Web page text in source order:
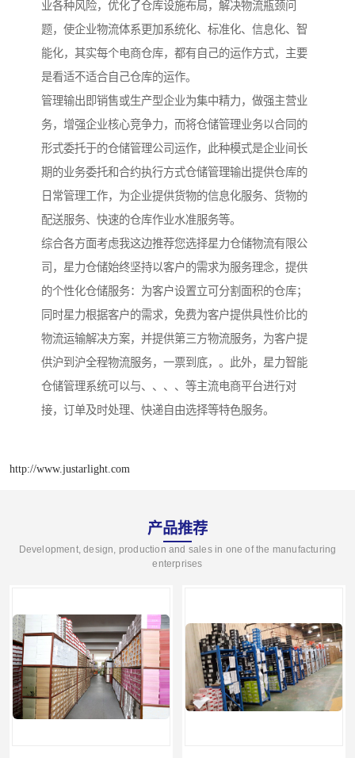
业各种风险，优化了仓库设施布局，解决物流瓶颈问
题，使企业物流体系更加系统化、标准化、信息化、智
能化，其实每个电商仓库，都有自己的运作方式，主要
是看适不适合自己仓库的运作。
管理输出即销售或生产型企业为集中精力，做强主营业
务，增强企业核心竞争力，而将仓储管理业务以合同的
形式委托于的仓储管理公司运作，此种模式是企业间长
期的业务委托和合约执行方式仓储管理输出提供仓库的
日常管理工作，为企业提供货物的信息化服务、货物的
配送服务、快速的仓库作业水准服务等。
综合各方面考虑我这边推荐您选择星力仓储物流有限公
司，星力仓储始终坚持以客户的需求为服务理念，提供
的个性化仓储服务：为客户设置立可分割面积的仓库；
同时星力根据客户的需求，免费为客户提供具性价比的
物流运输解决方案，并提供第三方物流服务，为客户提
供沪到沪全程物流服务，一票到底，。此外，星力智能
仓储管理系统可以与、、、、等主流电商平台进行对
接，订单及时处理、快递自由选择等特色服务。
http://www.justarlight.com
产品推荐
Development, design, production and sales in one of the manufacturing
enterprises